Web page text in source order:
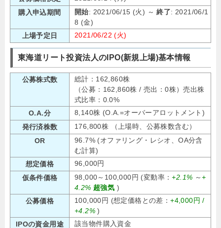
購入申込期間
開始: 2021/06/15 (火) ～終了: 2021/06/1
8 (金)
上場予定日
2021/06/22 (火)
東海道リート投資法人のIPO(新規上場)基本情報
公募株式数
総計：162,860株
（公募：162,860株 / 売出：0株）売出株
式比率：0.0%
O.A.分
8,140株 (O.A.=オーバーアロットメント)
発行済株数
176,800株 （上場時、公募株数含む）
OR
96.7% (オファリング・レシオ、OA分含
む計算)
想定価格
96,000円
仮条件価格
98,000～100,000円 (変動率：+2.1% ～+
4.2% 超強気 )
公募価格
100,000円 (想定価格との差：+4,000円 /
+4.2% )
IPOの資金用途
該当物件購入資金